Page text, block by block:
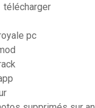
télécharger
pc